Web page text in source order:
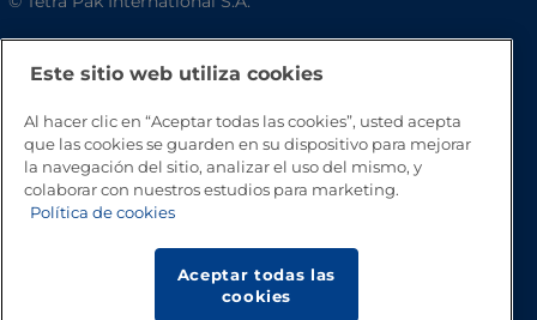
Este sitio web utiliza cookies
Al hacer clic en “Aceptar todas las cookies”, usted acepta
que las cookies se guarden en su dispositivo para mejorar
la navegación del sitio, analizar el uso del mismo, y
colaborar con nuestros estudios para marketing.
Política de cookies
Aceptar todas las
cookies